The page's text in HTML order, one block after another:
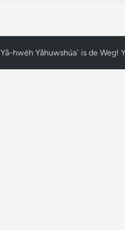
Yâ-hwéh Yâhuwshúa` is de Weg!